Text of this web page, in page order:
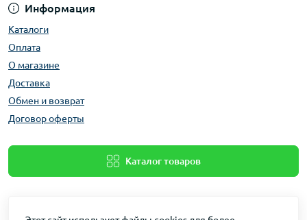
Информация
Каталоги
Оплата
О магазине
Доставка
Обмен и возврат
Договор оферты
Каталог товаров